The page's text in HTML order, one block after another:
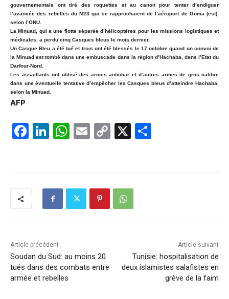
gouvernementale ont tiré des roquettes et au canon pour tenter d’endiguer
l’avancée des rebelles du M23 qui se rapprochaient de l’aéroport de Goma (est),
selon l’ONU.
La Minuad, qui a une flotte séparée d’hélicoptères pour les missions logistiques et
médicales, a perdu cinq Casques bleus le mois dernier.
Un Casque Bleu a été tué et trois ont été blessés le 17 octobre quand un convoi de
la Minuad est tombé dans une embuscade dans la région d’Hachaba, dans l’Etat du
Darfour-Nord.
Les assaillants ont utilisé des armes antichar et d’autres armes de gros calibre
dans une éventuelle tentative d’empêcher les Casques bleus d’atteindre Hachaba,
selon la Minuad.
AFP
F
k
Li
dI
n
W
A
p
E
C
Li
n
X
Article précédent
Soudan du Sud: au moins 20
tués dans des combats entre
armée et rebelles
Article suivant
Tunisie: hospitalisation de
deux islamistes salafistes en
grève de la faim